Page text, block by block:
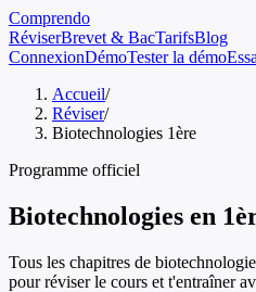
Comprendo
RéviserBrevet & BacTarifsBlog
ConnexionDémoTester la démo
Accueil/
Réviser/
Biotechnologies 1ère
Programme officiel
Biotechnologies en
Tous les chapitres de
pour réviser le cours et t'entraîner